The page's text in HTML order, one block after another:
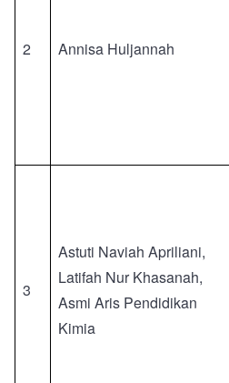
2 Annisa Huljannah
3
Astuti Naviah Apriliani,
Latifah Nur Khasanah,
Asmi Aris Pendidikan
Kimia